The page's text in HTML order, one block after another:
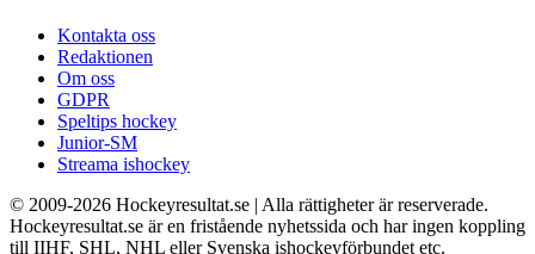
Kontakta oss
Redaktionen
Om oss
GDPR
Speltips hockey
Junior-SM
Streama ishockey
© 2009-2026 Hockeyresultat.se | Alla rättigheter är reserverade.
Hockeyresultat.se är en fristående nyhetssida och har ingen koppling
till IIHF, SHL, NHL eller Svenska ishockeyförbundet etc.